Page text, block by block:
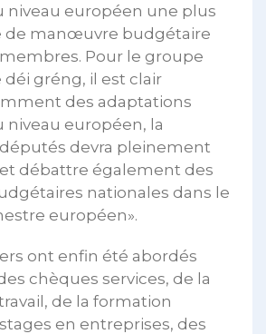
niveau européen une plus
de manœuvre budgétaire
Pour le groupe
gréng, il est clair
des adaptations
niveau européen, la
devra pleinement
débattre également des
nationales dans le
européen».
ont enfin été abordés
chèques services, de la
de la formation
en entreprises, des